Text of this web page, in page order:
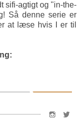
sifi-agtigt og "in-the-
Så denne serie er
at læse hvis I er til